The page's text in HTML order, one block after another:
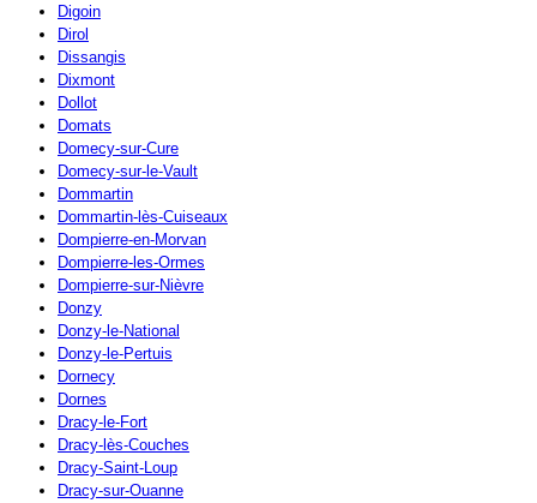
Digoin
Dirol
Dissangis
Dixmont
Dollot
Domats
Domecy-sur-Cure
Domecy-sur-le-Vault
Dommartin
Dommartin-lès-Cuiseaux
Dompierre-en-Morvan
Dompierre-les-Ormes
Dompierre-sur-Nièvre
Donzy
Donzy-le-National
Donzy-le-Pertuis
Dornecy
Dornes
Dracy-le-Fort
Dracy-lès-Couches
Dracy-Saint-Loup
Dracy-sur-Ouanne